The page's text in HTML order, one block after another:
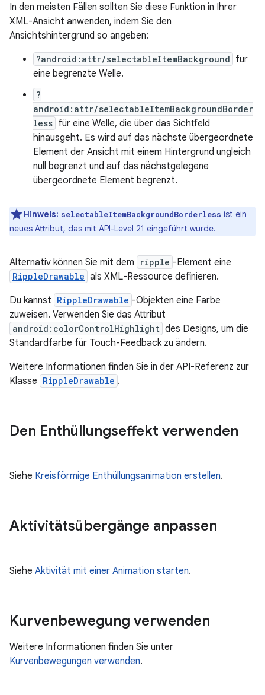
In den meisten Fällen sollten Sie diese Funktion in Ihrer
XML-Ansicht anwenden, indem Sie den
Ansichtshintergrund so angeben:
?android:attr/selectableItemBackground für
eine begrenzte Welle.
?
android:attr/selectableItemBackgroundBorder
less für eine Welle, die über das Sichtfeld
hinausgeht. Es wird auf das nächste übergeordnete
Element der Ansicht mit einem Hintergrund ungleich
null begrenzt und auf das nächstgelegene
übergeordnete Element begrenzt.
Hinweis: selectableItemBackgroundBorderless ist ein
neues Attribut, das mit API-Level 21 eingeführt wurde.
Alternativ können Sie mit dem ripple -Element eine
RippleDrawable als XML-Ressource definieren.
Du kannst RippleDrawable -Objekten eine Farbe
zuweisen. Verwenden Sie das Attribut
android:colorControlHighlight des Designs, um die
Standardfarbe für Touch-Feedback zu ändern.
Weitere Informationen finden Sie in der API-Referenz zur
Klasse RippleDrawable .
Den Enthüllungseffekt verwenden
Siehe Kreisförmige Enthüllungsanimation erstellen.
Aktivitätsübergänge anpassen
Siehe Aktivität mit einer Animation starten.
Kurvenbewegung verwenden
Weitere Informationen finden Sie unter
Kurvenbewegungen verwenden.